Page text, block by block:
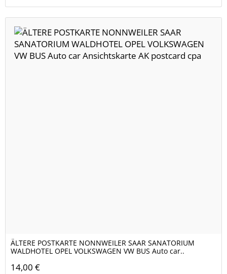
ÄLTERE POSTKARTE NONNWEILER SAAR SANATORIUM
WALDHOTEL OPEL VOLKSWAGEN VW BUS Auto car..
14,00 €